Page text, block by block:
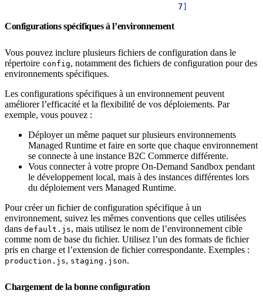
7]
Configurations spécifiques à l’environnement
Vous pouvez inclure plusieurs fichiers de configuration dans le
répertoire config, notamment des fichiers de configuration pour des
environnements spécifiques.
Les configurations spécifiques à un environnement peuvent
améliorer l’efficacité et la flexibilité de vos déploiements. Par
exemple, vous pouvez :
Déployer un même paquet sur plusieurs environnements
Managed Runtime et faire en sorte que chaque environnement
se connecte à une instance B2C Commerce différente.
Vous connecter à votre propre On-Demand Sandbox pendant
le développement local, mais à des instances différentes lors
du déploiement vers Managed Runtime.
Pour créer un fichier de configuration spécifique à un
environnement, suivez les mêmes conventions que celles utilisées
dans default.js, mais utilisez le nom de l’environnement cible
comme nom de base du fichier. Utilisez l’un des formats de fichier
pris en charge et l’extension de fichier correspondante. Exemples :
production.js, staging.json.
Chargement de la bonne configuration